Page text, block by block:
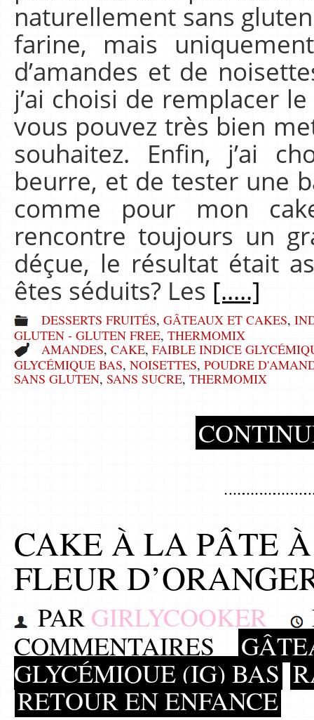
naturellement sans
farine, mais
d’amandes et de
j’ai choisi de remplacer
vous pouvez très bien
souhaitez. Enfin, j’ai
beurre, et de tester une
comme pour mon
rencontre toujours un
déçue, le résultat était
êtes séduits? Les [.....]
DESSERTS FRUITÉS, GÂTEAUX ET CAKES,
GLUTEN - GLUTEN FREE, THERMOMIX
AMANDES, CAKE, FAIBLE INDICE
GLYCÉMIQUE BAS, NOISETTES, POUDRE
SANS GLUTEN, SANS SUCRE, THERMOMIX
CAKE À LA PÂTE
FLEUR
PAR GIRLYCOOKER
COMMENTAIRES
GLYCÉMIQUE (IG) BAS
RETOUR EN ENFANCE